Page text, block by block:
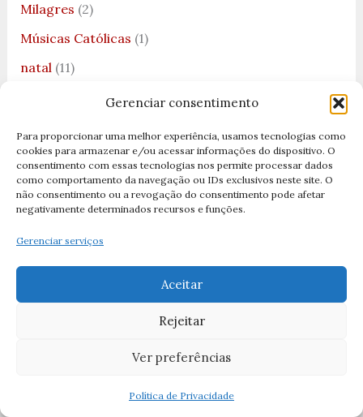
Gerenciar consentimento
Para proporcionar uma melhor experiência, usamos tecnologias como
cookies para armazenar e/ou acessar informações do dispositivo. O
consentimento com essas tecnologias nos permite processar dados
como comportamento da navegação ou IDs exclusivos neste site. O
não consentimento ou a revogação do consentimento pode afetar
negativamente determinados recursos e funções.
Gerenciar serviços
Aceitar
Rejeitar
Ver preferências
Política de Privacidade
Milagres (2)
Músicas Católicas (1)
natal(11)
Nossa Senhora Aparecida(19)
Nossa Senhora da Boa Viagem(2)
Nossa Senhora da Cabeça(1)
Nossa Senhora da Conceição
Nossa senhora da Consolação
Nossa Senhora da Lapa(1)
(1)
Nossa Senhora da Penha(1)
Nossa Senhora das Dores (3)